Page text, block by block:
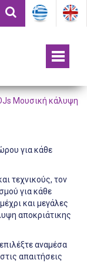
Μουσική κάλυψη
για κάθε
τεχνικούς, τον
για κάθε
και μεγάλες
αποκριάτικης
αναμέσα
απαιτήσεις